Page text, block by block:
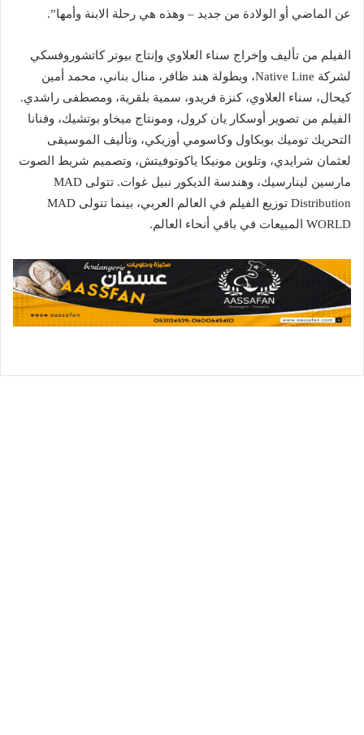
عن الماضي أو الولادة من جديد – وهذه هي رحلة الابنة وأمها”.
الفيلم من تأليف وإخراج سناء العلاوي وإنتاج بيوتر كاتشوروفسكي
لشركة Native Line، وبطولة هند ظافر، منال بناني، محمد أمين
كيحال، سناء العلاوي، كنزة فريدو، سمية بلقرية، ومصطفى راشدي.
الفيلم من تصوير أوسكار يان كرول، ومونتاج ميخاو بوتشيك، وفنانا
التحريك توميك بوبكاول وكاسومي أوزيكي، وتأليف الموسيقى
لعثمان شرايدي، وتلوين مونيكا ياكوتوفيتش، وتصميم شريط الصوت
مارسين لينارسيك، وهندسة الديكور نبيل غوات. تتولى MAD
Distribution توزيع الفيلم في العالم العربي، بينما تتولى MAD
WORLD المبيعات في باقي أنحاء العالم.